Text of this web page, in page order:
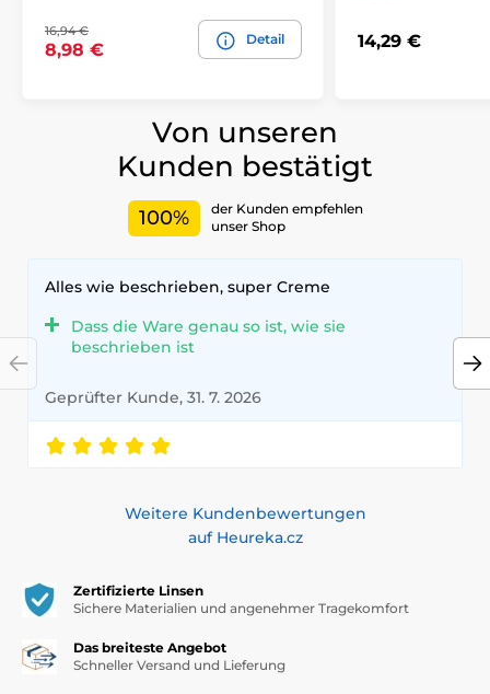
16,94 €
8,98 €
Detail 14,29 €
Von unseren
Kunden bestätigt
100%
der Kunden empfehlen
unser Shop
Alles wie beschrieben, super Creme
Dass die Ware genau so ist, wie sie
beschrieben ist
Geprüfter Kunde, 31. 7. 2026
Weitere Kundenbewertungen
auf Heureka.cz
Zertifizierte Linsen
Sichere Materialien und angenehmer Tragekomfort
Das breiteste Angebot
Schneller Versand und Lieferung